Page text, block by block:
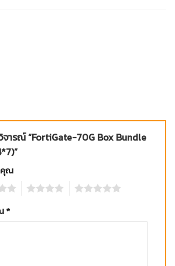
จารณ์ “FortiGate-70G Box Bundle
คุณ
*